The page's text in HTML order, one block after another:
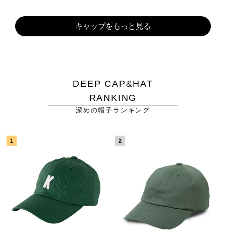
キャップをもっと見る
DEEP CAP&HAT
RANKING
深めの帽子ランキング